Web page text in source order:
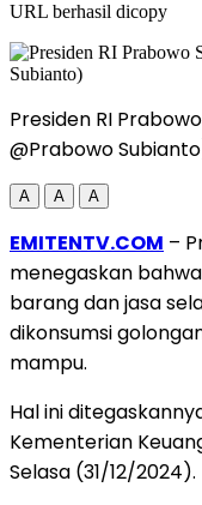
URL berhasil dicopy
Presiden RI
@Prabowo
A A A
EMITENTV.COM –
menegaskan
barang dan jasa
dikonsumsi
mampu.
Hal ini
Kementerian
Selasa (31/12/2024).